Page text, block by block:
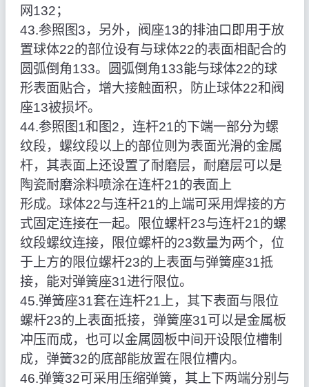
网132；
43.参照图3，另外，阀座13的排油口即用于放
置球体22的部位设有与球体22的表面相配合的
圆弧倒角133。圆弧倒角133能与球体22的球
形表面贴合，增大接触面积，防止球体22和阀
座13被损坏。
44.参照图1和图2，连杆21的下端一部分为螺
纹段，螺纹段以上的部位则为表面光滑的金属
杆，其表面上还设置了耐磨层，耐磨层可以是
陶瓷耐磨涂料喷涂在连杆21的表面上
形成。球体22与连杆21的上端可采用焊接的方
式固定连接在一起。限位螺杆23与连杆21的螺
纹段螺纹连接，限位螺杆的23数量为两个，位
于上方的限位螺杆23的上表面与弹簧座31抵
接，能对弹簧座31进行限位。
45.弹簧座31套在连杆21上，其下表面与限位
螺杆23的上表面抵接，弹簧座31可以是金属板
冲压而成，也可以金属圆板中间开设限位槽制
成，弹簧32的底部能放置在限位槽内。
46.弹簧32可采用压缩弹簧，其上下两端分别与